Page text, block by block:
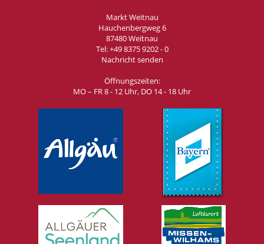
Markt Weitnau
Hauchenbergweg 6
87480 Weitnau
Tel:+49 8375 9202 - 0
Nachricht senden
Öffnungszeiten:
MO – FR 8 - 12 Uhr, DO 14 - 18 Uhr